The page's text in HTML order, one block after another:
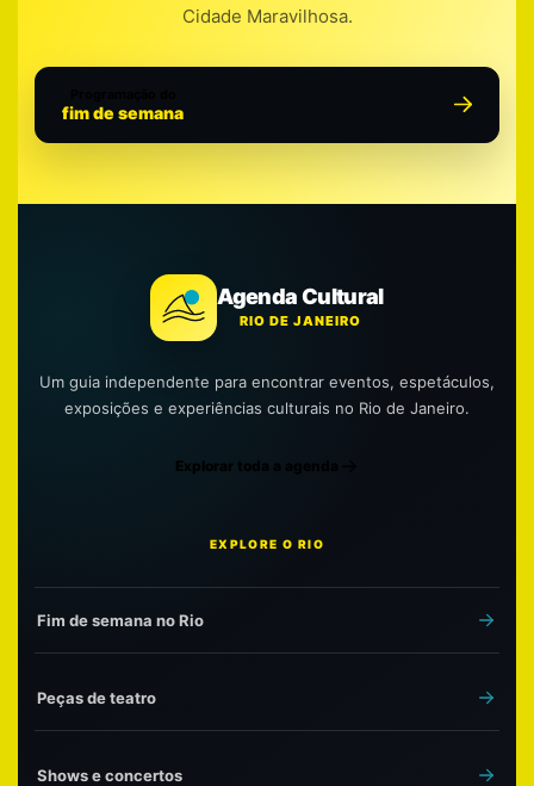
Cidade Maravilhosa.
fim de semana
Agenda Cultural
RIO DE JANEIRO
Um guia independente para encontrar eventos, espetáculos,
exposições e experiências culturais no Rio de Janeiro.
Explorar toda a agenda
EXPLORE O RIO
Fim de semana no Rio
Peças de teatro
Shows e concertos